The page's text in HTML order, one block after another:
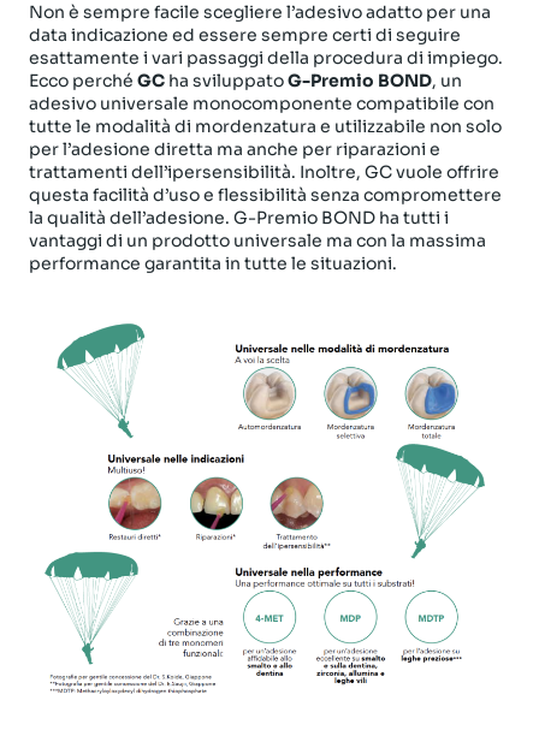
Non è sempre facile scegliere l’adesivo adatto per una
data indicazione ed essere sempre certi di seguire
esattamente i vari passaggi della procedura di impiego.
Ecco perché GC ha sviluppatoG-Premio BOND, un
adesivo universale monocomponente compatibile con
tutte le modalità di mordenzatura e utilizzabile non solo
per l’adesione diretta ma anche per riparazioni e
trattamenti dell’ipersensibilità. Inoltre, GC vuole offrire
questa facilità d’uso e flessibilità senza compromettere
la qualità dell’adesione. G-Premio BOND ha tutti i
vantaggi di un prodotto universale ma con la massima
performance garantita in tutte le situazioni.